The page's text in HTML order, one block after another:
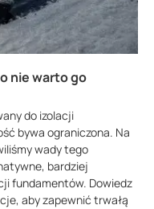
nie warto go
do izolacji
bywa ograniczona. Na
wady tego
bardziej
fundamentów. Dowiedz
aby zapewnić trwałą